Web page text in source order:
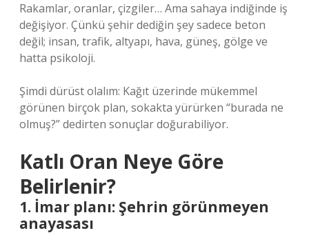
Rakamlar, oranlar, çizgiler… Ama sahaya indiğinde iş
değişiyor. Çünkü şehir dediğin şey sadece beton
değil; insan, trafik, altyapı, hava, güneş, gölge ve
hatta psikoloji.
Şimdi dürüst olalım: Kağıt üzerinde mükemmel
görünen birçok plan, sokakta yürürken “burada ne
olmuş?” dedirten sonuçlar doğurabiliyor.
Katlı Oran Neye Göre
Belirlenir?
1. İmar planı: Şehrin görünmeyen
anayasası